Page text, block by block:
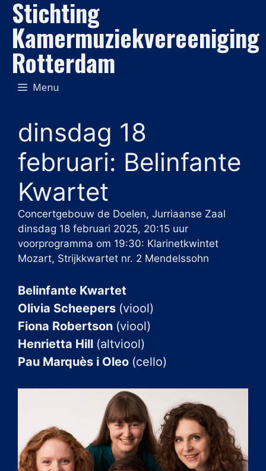
naar
inhoud
Stichting
Kamermuziekvereeniging
Rotterdam
Menu
dinsdag 18
februari: Belinfante
Kwartet
Concertgebouw de Doelen, Jurriaanse Zaal
dinsdag 18 februari 2025, 20:15 uur
voorprogramma om 19:30: Klarinetkwintet
Mozart, Strijkkwartet nr. 2 Mendelssohn
Belinfante Kwartet
Olivia Scheepers (viool)
Fiona Robertson (viool)
Henrietta Hill (altviool)
Pau Marquès i Oleo (cello)